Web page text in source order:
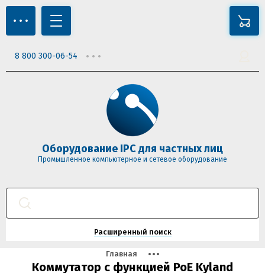
8 800 300-06-54
Оборудование IPC для частных лиц
Промышленное компьютерное и сетевое оборудование
Расширенный поиск
Главная
Коммутатор с функцией PoE Kyland